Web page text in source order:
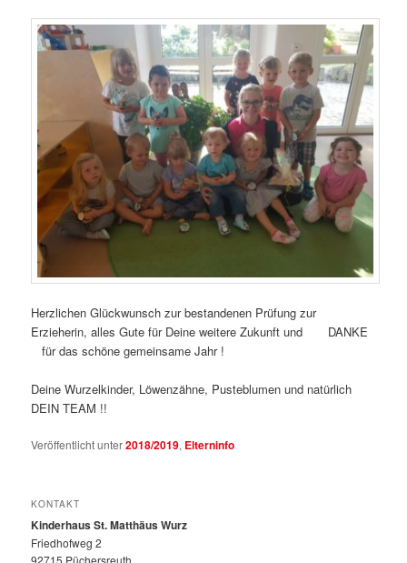
Herzlichen Glückwunsch zur bestandenen Prüfung zur
Erzieherin, alles Gute für Deine weitere Zukunft und DANKE
für das schöne gemeinsame Jahr !
Deine Wurzelkinder, Löwenzähne, Pusteblumen und natürlich
DEIN TEAM !!
Veröffentlicht unter2018/2019, Elterninfo
KONTAKT
Kinderhaus St. Matthäus Wurz
Friedhofweg 2
92715 Püchersreuth